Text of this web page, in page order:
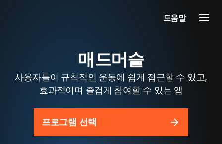
도움말
매드머슬
사용자들이 규칙적인 운동에 쉽게 접근할 수 있고,
효과적이며 즐겁게 참여할 수 있는 앱
프로그램 선택